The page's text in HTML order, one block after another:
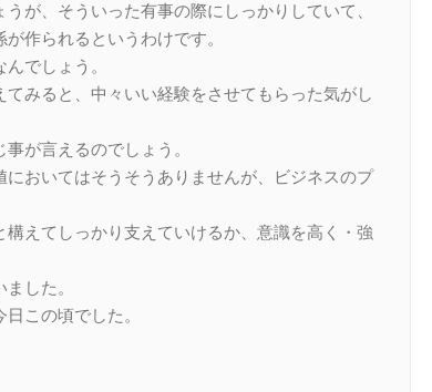
が、そういった有事の際にしっかりしていて、
作られるというわけです。
でしょう。
みると、中々いい経験をさせてもらった気がし
が言えるのでしょう。
においてはそうそうありませんが、ビジネスのプ
えてしっかり支えていけるか、意識を高く・強
した。
この頃でした。